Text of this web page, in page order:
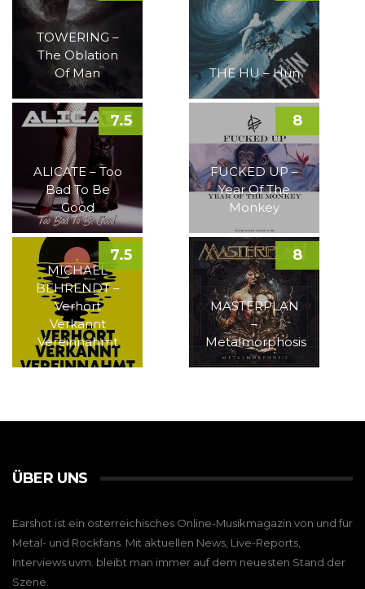
TOWERING –
The Oblation
Of Man
THE HU – Hun
ALICATE – Too
Bad To Be
Good
7.5
FUCKED UP –
Year Of The
Monkey
8
MICHAEL
BEHRENDT –
Verhört
Verkannt
Vereinnahmt
7.5
MASTERPLAN
–
Metalmorphosis
8
ÜBER UNS
Earshot ist ein österreichisches Online-Musikmagazin von und für
Metal- und Rockfans. Mit aktuellen News, Live-Reports,
Interviews uvm. bleibt man immer auf dem neuesten Stand der
Szene.